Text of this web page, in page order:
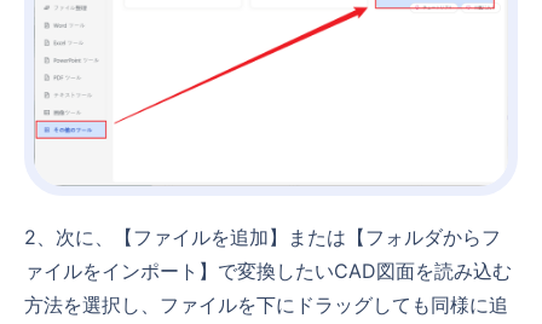
2、次に、【ファイルを追加】または【フォルダからフ
ァイルをインポート】で変換したいCAD図面を読み込む
方法を選択し、ファイルを下にドラッグしても同様に追